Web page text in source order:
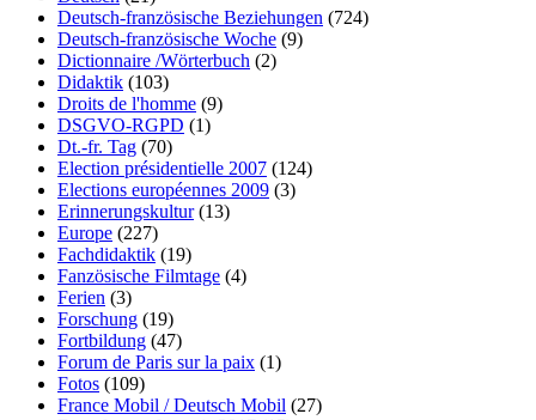
Deutsch-französische Beziehungen (724)
Deutsch-französische Woche (9)
Dictionnaire /Wörterbuch (2)
Didaktik (103)
Droits de l'homme (9)
DSGVO-RGPD (1)
Dt.-fr. Tag (70)
Election présidentielle 2007 (124)
Elections européennes 2009 (3)
Erinnerungskultur(13)
Europe (227)
Fachdidaktik (19)
Fanzösische Filmtage (4)
Ferien (3)
Forschung (19)
Fortbildung (47)
Forum de Paris sur la paix (1)
Fotos (109)
France Mobil / Deutsch Mobil (27)